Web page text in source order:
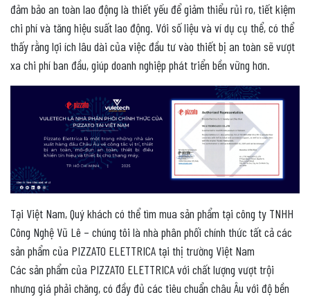
đảm bảo an toàn lao động là thiết yếu để giảm thiểu rủi ro, tiết kiệm
chi phí và tăng hiệu suất lao động. Với số liệu và ví dụ cụ thể, có thể
thấy rằng lợi ích lâu dài của việc đầu tư vào thiết bị an toàn sẽ vượt
xa chi phí ban đầu, giúp doanh nghiệp phát triển bền vững hơn.
Tại Việt Nam, Quý khách có thể tìm mua sản phẩm tại công ty TNHH
Công Nghệ Vũ Lê – chúng tôi là nhà phân phối chính thức tất cả các
sản phẩm của PIZZATO ELETTRICA tại thị trường Việt Nam
Các sản phẩm của PIZZATO ELETTRICA với chất lượng vượt trội
nhưng giá phải chăng, có đầy đủ các tiêu chuẩn châu Âu với độ bền